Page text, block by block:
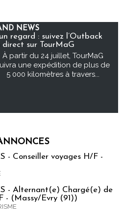
NEWS
regard : suivez l’Outback
sur TourMaG
À partir du 24 juillet, TourMaG
une expédition de plus de
5 000 kilomètres à travers...
- Conseiller voyages H/F -
- Alternant(e) Chargé(e) de
- (Massy/Evry (91))